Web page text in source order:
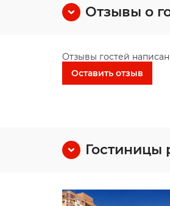
Отзывы о
Отзывы гостей
Оставить отзыв
Гостиницы